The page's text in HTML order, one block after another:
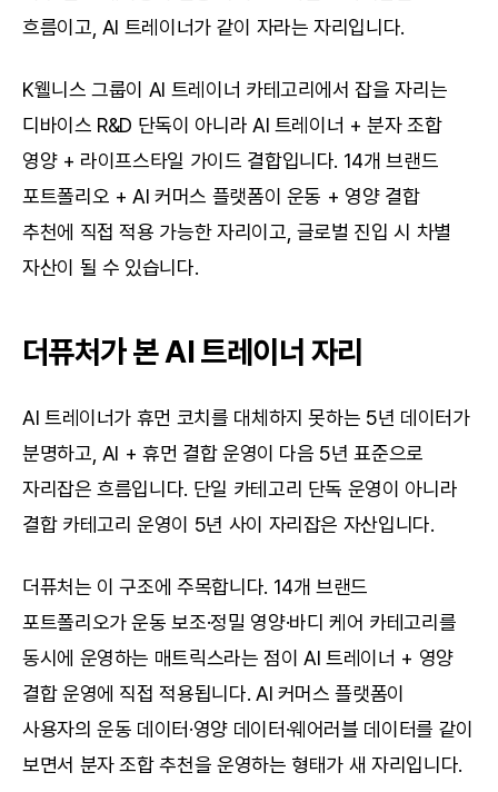
흐름이고, AI 트레이너가 같이 자라는 자리입니다.
K웰니스 그룹이 AI 트레이너 카테고리에서 잡을 자리는
디바이스 R&D 단독이 아니라 AI 트레이너 + 분자 조합
영양 + 라이프스타일 가이드 결합입니다. 14개 브랜드
포트폴리오 + AI 커머스 플랫폼이 운동 + 영양 결합
추천에 직접 적용 가능한 자리이고, 글로벌 진입 시 차별
자산이 될 수 있습니다.
더퓨처가 본 AI 트레이너 자리
AI 트레이너가 휴먼 코치를 대체하지 못하는 5년 데이터가
분명하고, AI + 휴먼 결합 운영이 다음 5년 표준으로
자리잡은 흐름입니다. 단일 카테고리 단독 운영이 아니라
결합 카테고리 운영이 5년 사이 자리잡은 자산입니다.
더퓨처는 이 구조에 주목합니다. 14개 브랜드
포트폴리오가 운동 보조·정밀 영양·바디 케어 카테고리를
동시에 운영하는 매트릭스라는 점이 AI 트레이너 + 영양
결합 운영에 직접 적용됩니다. AI 커머스 플랫폼이
사용자의 운동 데이터·영양 데이터·웨어러블 데이터를 같이
보면서 분자 조합 추천을 운영하는 형태가 새 자리입니다.